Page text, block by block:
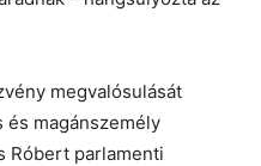
megvalósulását
és magánszemély
Róbert parlamenti